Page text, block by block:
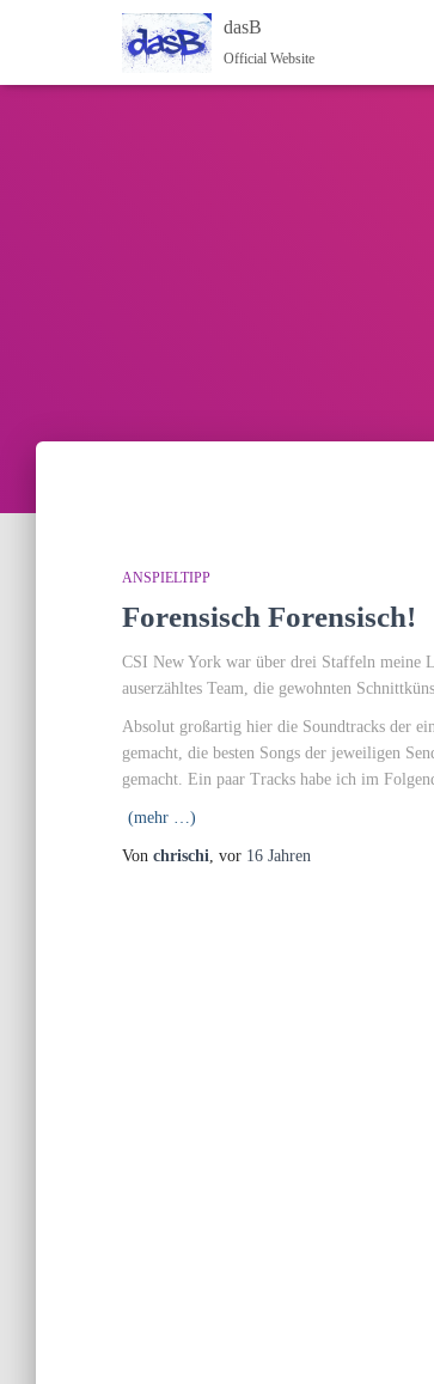
dasB
Official Website
ANSPIELTIPP
Forensisch Forensisch!
CSI New York war über drei Staffeln meine
auserzähltes Team, die gewohnten
Absolut großartig hier die Soundtracks der
gemacht, die besten Songs der jeweiligen
gemacht. Ein paar Tracks habe ich im
(mehr …)
Von chrischi, vor 16 Jahren